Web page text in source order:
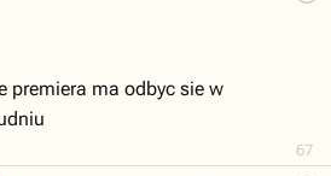
67
premiera ma odbyc sie w